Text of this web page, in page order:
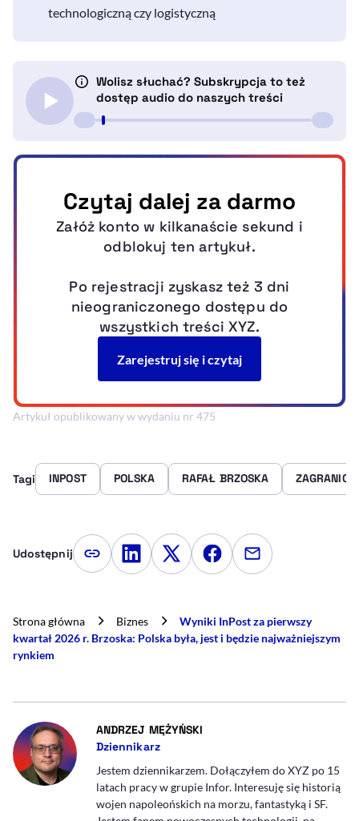
technologiczną czy logistyczną
Artykuł opublikowany w wydaniu nr 475
Tagi INPOST POLSKA RAFAŁ BRZOSKA ZAGRANICA
Udostępnij Kopiuj link artykułu
Udostępnij na LinkedIn
Udostępnij na Twitterze
Udostępnij na
Udostępnij
Strona główna Biznes
Wyniki InPost za pierwszy
kwartał 2026 r. Brzoska: Polska była, jest i będzie najważniejszym
rynkiem
ANDRZEJ MĘŻYŃSKI
Dziennikarz
Jestem dziennikarzem. Dołączyłem do XYZ po 15
latach pracy w grupie Infor. Interesuję się historią
wojen napoleońskich na morzu, fantastyką i SF.